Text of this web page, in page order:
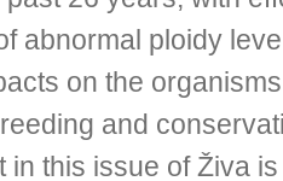
abnormal ploidy
on the
and
in this issue of Živa